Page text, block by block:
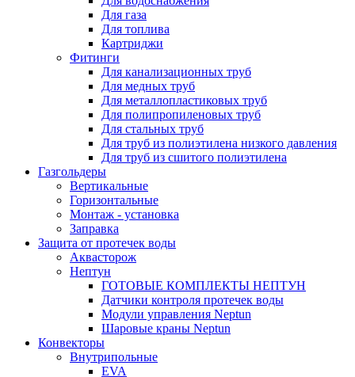
Для газа
Для топлива
Картриджи
Фитинги
Для канализационных труб
Для медных труб
Для металлопластиковых труб
Для полипропиленовых труб
Для стальных труб
Для труб из полиэтилена низкого давления
Для труб из сшитого полиэтилена
Газгольдеры
Вертикальные
Горизонтальные
Монтаж - установка
Заправка
Защита от протечек воды
Аквасторож
Нептун
ГОТОВЫЕ КОМПЛЕКТЫ НЕПТУН
Датчики контроля протечек воды
Модули управления Neptun
Шаровые краны Neptun
Конвекторы
Внутрипольные
EVA